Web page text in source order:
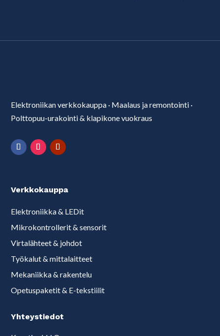
Elektroniikan verkkokauppa · Maalaus ja remontointi ·
Polttopuu-urakointi & klapikone vuokraus
Verkkokauppa
Elektroniikka & LEDit
Mikrokontrollerit & sensorit
Virtalähteet & johdot
Työkalut & mittalaitteet
Mekaniikka & rakentelu
Opetuspaketit & E-tekstiilit
Yhteystiedot